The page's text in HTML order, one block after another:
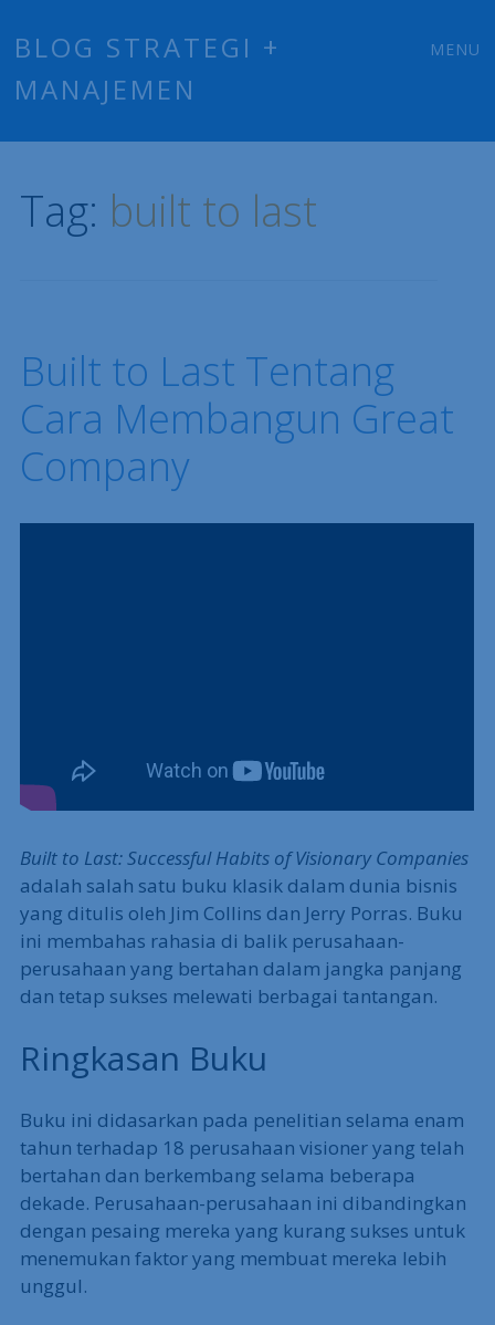
BLOG STRATEGI +
MANAJEMEN
MENU
Tag: built to last
Built to Last Tentang
Cara Membangun Great
Company
Built to Last: Successful Habits of Visionary Companies
adalah salah satu buku klasik dalam dunia bisnis
yang ditulis oleh Jim Collins dan Jerry Porras. Buku
ini membahas rahasia di balik perusahaan-
perusahaan yang bertahan dalam jangka panjang
dan tetap sukses melewati berbagai tantangan.
Ringkasan Buku
Buku ini didasarkan pada penelitian selama enam
tahun terhadap 18 perusahaan visioner yang telah
bertahan dan berkembang selama beberapa
dekade. Perusahaan-perusahaan ini dibandingkan
dengan pesaing mereka yang kurang sukses untuk
menemukan faktor yang membuat mereka lebih
unggul.